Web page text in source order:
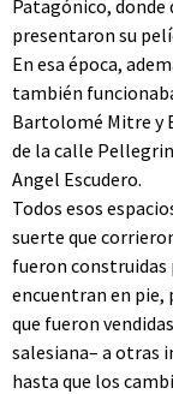
Patagónico, donde
presentaron su
En esa época,
también
Bartolomé Mitre y
de la calle
Angel Escudero.
Todos esos
suerte que
fueron construidas
encuentran en pie,
que fueron
salesiana– a otras
hasta que los